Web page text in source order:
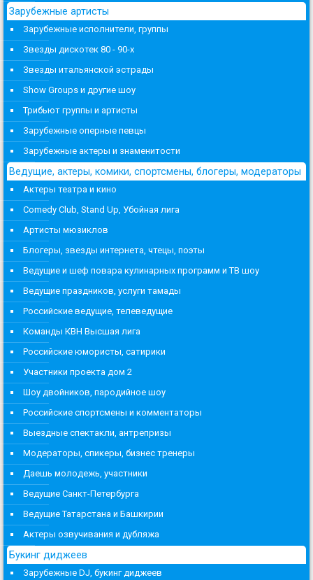
Зарубежные артисты
Зарубежные исполнители, группы
Звезды дискотек 80 - 90-х
Звезды итальянской эстрады
Show Groups и другие шоу
Трибьют группы и артисты
Зарубежные оперные певцы
Зарубежные актеры и знаменитости
Ведущие, актеры, комики, спортсмены, блогеры, модераторы
Актеры театра и кино
Comedy Club, Stand Up, Убойная лига
Артисты мюзиклов
Блогеры, звезды интернета, чтецы, поэты
Ведущие и шеф повара кулинарных программ и ТВ шоу
Ведущие праздников, услуги тамады
Российские ведущие, телеведущие
Команды КВН Высшая лига
Российские юмористы, сатирики
Участники проекта дом 2
Шоу двойников, пародийное шоу
Российские спортсмены и комментаторы
Выездные спектакли, антрепризы
Модераторы, спикеры, бизнес тренеры
Даешь молодежь, участники
Ведущие Санкт-Петербурга
Ведущие Татарстана и Башкирии
Актеры озвучивания и дубляжа
Букинг диджеев
Зарубежные DJ, букинг диджеев